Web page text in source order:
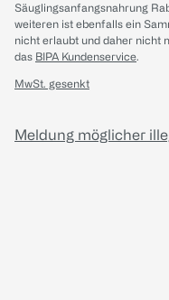
Säuglingsanfangsnahrung
weiteren ist ebenfalls ein
nicht erlaubt und daher nicht
das BIPA Kundenservice.
MwSt. gesenkt
Meldung möglicher